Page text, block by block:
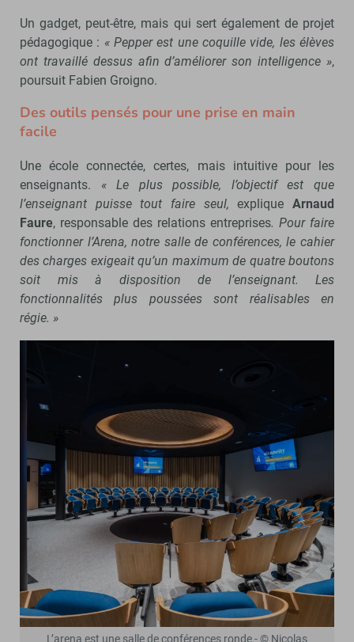
Un gadget, peut-être, mais qui sert également de projet
pédagogique : « Pepper est une coquille vide, les élèves
ont travaillé dessus afin d’améliorer son intelligence »,
poursuit Fabien Groigno.
Des outils pensés pour une prise en main
facile
Une école connectée, certes, mais intuitive pour les
enseignants. « Le plus possible, l’objectif est que
l’enseignant puisse tout faire seul,expliqueArnaud
Faure, responsable des relations entreprises. Pour faire
fonctionner l’Arena, notre salle de conférences, le cahier
des charges exigeait qu’un maximum de quatre boutons
soit mis à disposition de l’enseignant. Les
fonctionnalités plus poussées sont réalisables en
régie. »
L’arena est une salle de conférences ronde - © Nicolas